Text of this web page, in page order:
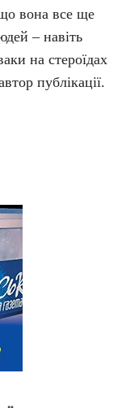
вона все ще
– навіть
на стероїдах
публікації.